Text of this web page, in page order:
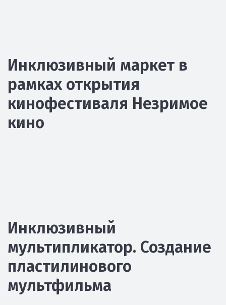
Инклюзивный маркет в
рамках открытия
кинофестиваля Незримое
кино
Инклюзивный
мультипликатор. Создание
пластилинового
мультфильма